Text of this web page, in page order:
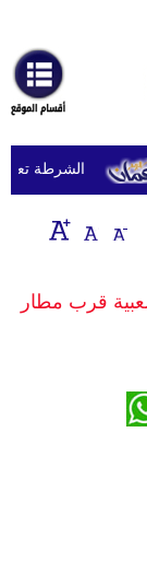
أخبارعاجلة
رياضة
ثقافة
إقتصاد
وموسيقى
الشرطة تعتقل
قرب مطار